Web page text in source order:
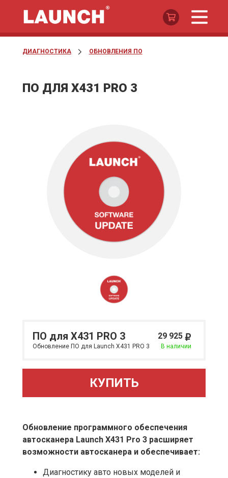
ДИАГНОСТИКА ОБНОВЛЕНИЯ ПО
ПО ДЛЯ X431 PRO 3
ПО для X431 PRO 3
Обновление ПО для Launch X431 PRO 3
29 925
В наличии
КУПИТЬ
Обновление программного обеспечения
автосканера Launch X431 Pro 3 расширяет
возможности автосканера и обеспечивает:
Диагностику авто новых моделей и